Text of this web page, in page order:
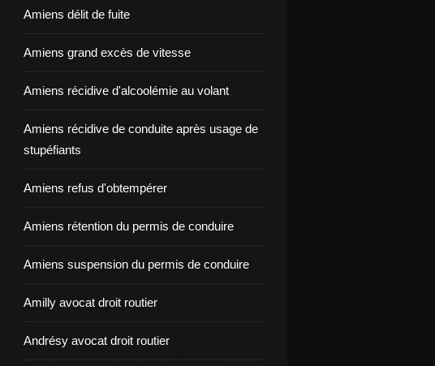
Amiens délit de fuite
Amiens grand excès de vitesse
Amiens récidive d'alcoolémie au volant
Amiens récidive de conduite après usage de
stupéfiants
Amiens refus d'obtempérer
Amiens rétention du permis de conduire
Amiens suspension du permis de conduire
Amilly avocat droit routier
Andrésy avocat droit routier